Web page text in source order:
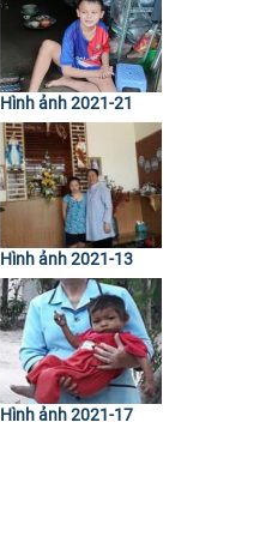
Hình ảnh 2021-21
Hình ảnh 2021-13
Hình ảnh 2021-17